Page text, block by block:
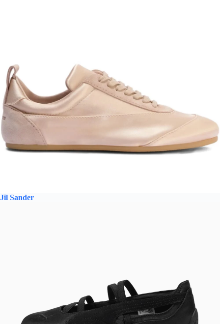
Jil Sander